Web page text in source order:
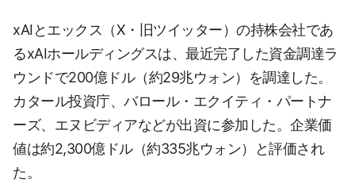
xAIとエックス（X・旧ツイッター）の持株会社であ
るxAIホールディングスは、最近完了した資金調達ラ
ウンドで200億ドル（約29兆ウォン）を調達した。
カタール投資庁、バロール・エクイティ・パートナ
ーズ、エヌビディアなどが出資に参加した。企業価
値は約2,300億ドル（約335兆ウォン）と評価され
た。